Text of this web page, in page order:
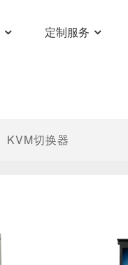
定制服务
KVM切换器